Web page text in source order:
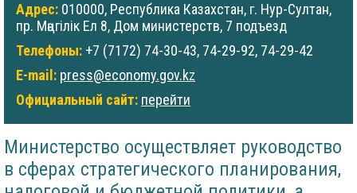
Адрес: 010000, Республика Казахстан, г. Нур-Султан,
пр. Мәңгілік Ел 8, Дом министерств, 7 подъезд
Телефоны: +7 (7172) 74-30-43, 74-29-92, 74-29-42
E-mail: press@economy.gov.kz
Официальный сайт: перейти
Министерство осуществляет руководство
в сферах стратегического планирования,